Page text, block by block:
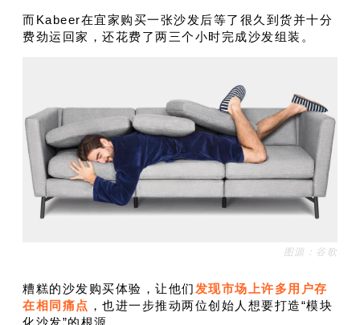
而Kabeer在宜家购买一张沙发后等了很久到货并十分
费劲运回家，还花费了两三个小时完成沙发组装。
图源：谷歌
糟糕的沙发购买体验，让他们 发现市场上许多用户存
在相同痛点 ，也进一步推动两位创始人想要打造“模块
化沙发”的根源。